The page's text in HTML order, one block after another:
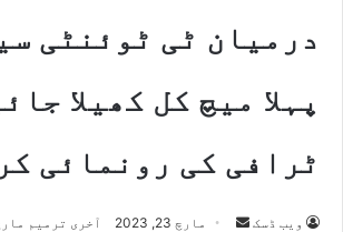
درمیان ٹی ٹوئنٹی
پہلا میچ کل کھیلا
ٹرافی کی رونمائی
ویب ڈسک
Send مارچ 23, 2023 آخری ترمیم مارچ 23,